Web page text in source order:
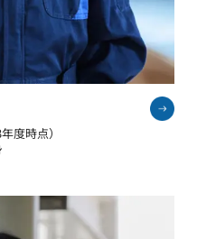
度時点）
（2023年度時点）
校出身